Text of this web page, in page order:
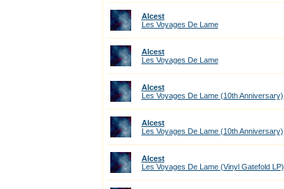
Alcest
Les Voyages De Lame
Alcest
Les Voyages De Lame
Alcest
Les Voyages De Lame (10th Anniversary)
Alcest
Les Voyages De Lame (10th Anniversary)
Alcest
Les Voyages De Lame (Vinyl Gatefold LP)